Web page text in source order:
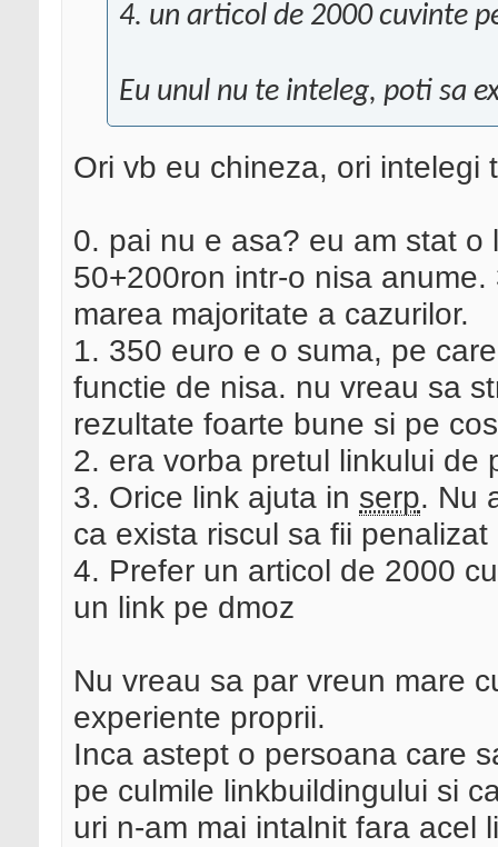
4. un articol de 2000 cuvinte
Eu unul nu te inteleg, poti sa
Ori vb eu chineza, ori intelegi
0. pai nu e asa? eu am stat
50+200ron intr-o nisa
marea majoritate a cazurilor.
1. 350 euro e o suma, pe
functie de nisa. nu vreau sa
rezultate foarte bune si pe
2. era vorba pretul linkului de
3. Orice link ajuta in serp. Nu
ca exista riscul sa fii
4. Prefer un articol de 2000
un link pe dmoz
Nu vreau sa par vreun mare
experiente proprii.
Inca astept o persoana care
pe culmile linkbuildingului si
uri n-am mai intalnit fara acel